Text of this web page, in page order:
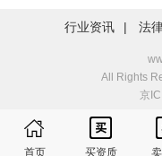
行业资讯 | 法
All Rights
京

首页

买资质